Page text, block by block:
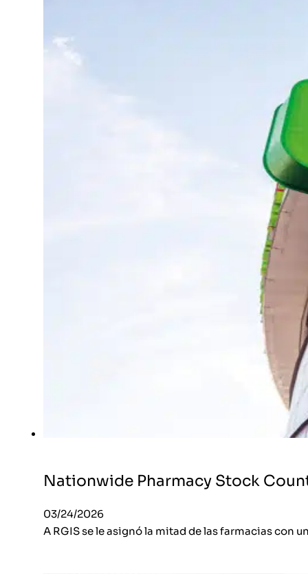
Nationwide Pharmacy Stock
03/24/2026
A RGIS se le asignó la mitad de las farmacias con